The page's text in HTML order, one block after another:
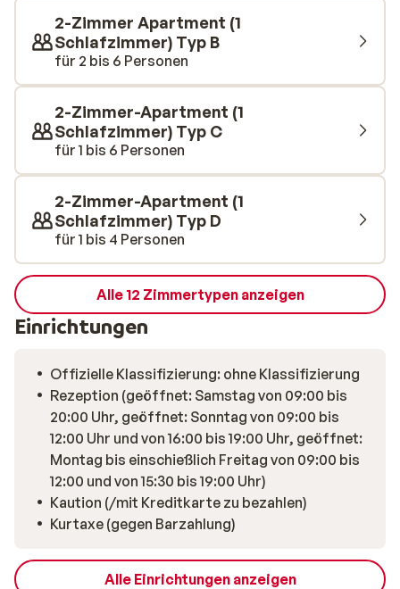
2-Zimmer Apartment (1
Schlafzimmer) Typ B
für 2 bis 6 Personen
2-Zimmer-Apartment (1
Schlafzimmer) Typ C
für 1 bis 6 Personen
2-Zimmer-Apartment (1
Schlafzimmer) Typ D
für 1 bis 4 Personen
Alle 12 Zimmertypen anzeigen
Einrichtungen
Offizielle Klassifizierung: ohne Klassifizierung
Rezeption (geöffnet: Samstag von 09:00 bis
20:00 Uhr, geöffnet: Sonntag von 09:00 bis
12:00 Uhr und von 16:00 bis 19:00 Uhr, geöffnet:
Montag bis einschießlich Freitag von 09:00 bis
12:00 und von 15:30 bis 19:00 Uhr)
Kaution (/mit Kreditkarte zu bezahlen)
Kurtaxe (gegen Barzahlung)
Alle Einrichtungen anzeigen